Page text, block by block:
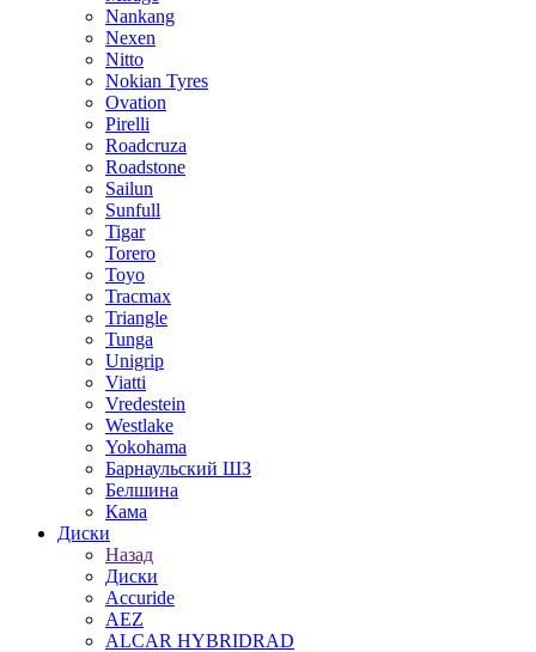
Nankang
Nexen
Nitto
Nokian Tyres
Ovation
Pirelli
Roadcruza
Roadstone
Sailun
Sunfull
Tigar
Torero
Toyo
Tracmax
Triangle
Tunga
Unigrip
Viatti
Vredestein
Westlake
Yokohama
Барнаульский ШЗ
Белшина
Кама
Диски
Назад
Диски
Accuride
AEZ
ALCAR HYBRIDRAD